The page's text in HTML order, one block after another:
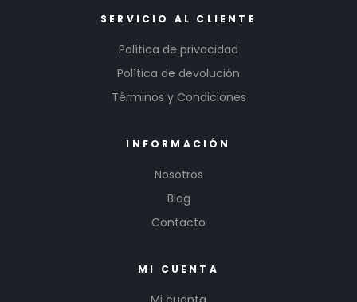
SERVICIO AL CLIENTE
Política de privacidad
Política de devolución
Términos y Condiciones
INFORMACIÓN
Nosotros
Blog
Contacto
MI CUENTA